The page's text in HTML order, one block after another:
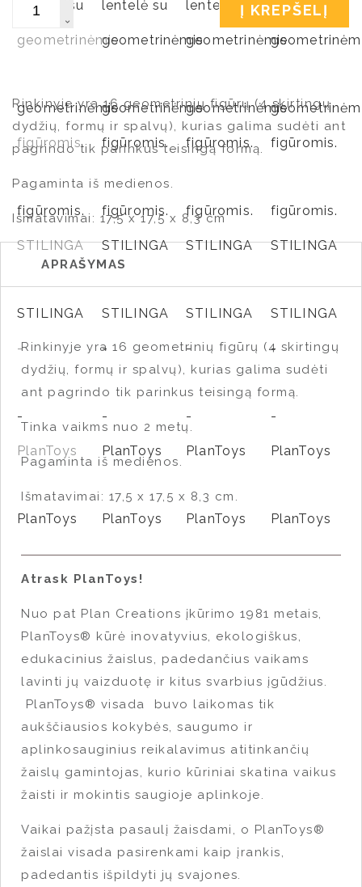
Į KREPŠELĮ
Rinkinyje yra 16 geometrinių figūrų (4 skirtingų
dydžių, formų ir spalvų), kurias galima sudėti ant
pagrindo tik parinkus teisingą formą.
Pagaminta iš medienos.
Išmatavimai: 17,5 x 17,5 x 8,3 cm
APRAŠYMAS
Rinkinyje yra 16 geometrinių figūrų (4 skirtingų
dydžių, formų ir spalvų), kurias galima sudėti
ant pagrindo tik parinkus teisingą formą.
Tinka vaikms nuo 2 metų.
Pagaminta iš medienos.
Išmatavimai: 17,5 x 17,5 x 8,3 cm.
Atrask PlanToys!
Nuo pat Plan Creations įkūrimo 1981 metais,
PlanToys® kūrė inovatyvius, ekologiškus,
edukacinius žaislus, padedančius vaikams
lavinti jų vaizduotę ir kitus svarbius įgūdžius.
PlanToys® visada buvo laikomas tik
aukščiausios kokybės, saugumo ir
aplinkosauginius reikalavimus atitinkančių
žaislų gamintojas, kurio kūriniai skatina vaikus
žaisti ir mokintis saugioje aplinkoje.
Vaikai pažįsta pasaulį žaisdami, o PlanToys®
žaislai visada pasirenkami kaip įrankis,
padedantis išpildyti jų svajones.